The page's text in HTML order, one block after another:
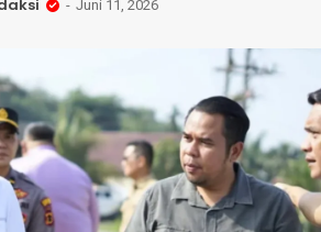
Juni 11, 2026